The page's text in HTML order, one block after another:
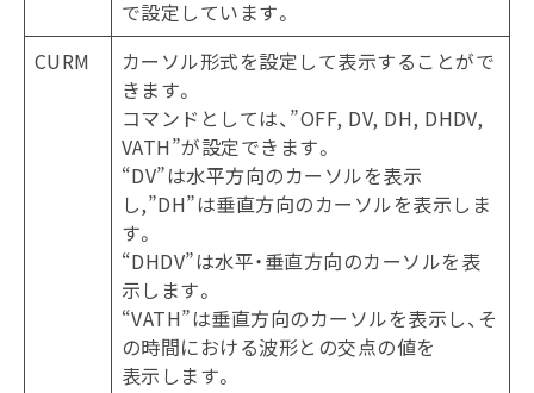
で設定しています。
CURM
カーソル形式を設定して表示することがで
きます。
コマンドとしては、”OFF, DV, DH, DHDV,
VATH”が設定できます。
“DV”は水平方向のカーソルを表示
し,”DH”は垂直方向のカーソルを表示しま
す。
“DHDV”は水平・垂直方向のカーソルを表
示します。
“VATH”は垂直方向のカーソルを表示し、そ
の時間における波形との交点の値を
表示します。